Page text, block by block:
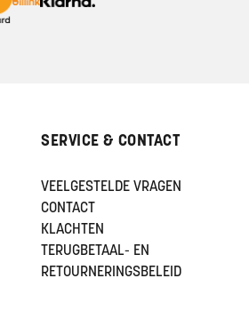
SERVICE & CONTACT
VEELGESTELDE VRAGEN
CONTACT
KLACHTEN
TERUGBETAAL- EN
RETOURNERINGSBELEID